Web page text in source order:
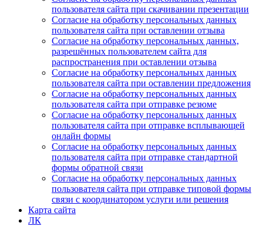
пользователя сайта при скачивании презентации
Согласие на обработку персональных данных
пользователя сайта при оставлении отзыва
Согласие на обработку персональных данных,
разрешённых пользователем сайта для
распространения при оставлении отзыва
Согласие на обработку персональных данных
пользователя сайта при оставлении предложения
Согласие на обработку персональных данных
пользователя сайта при отправке резюме
Согласие на обработку персональных данных
пользователя сайта при отправке всплывающей
онлайн формы
Согласие на обработку персональных данных
пользователя сайта при отправке стандартной
формы обратной связи
Согласие на обработку персональных данных
пользователя сайта при отправке типовой формы
связи с координатором услуги или решения
Карта сайта
ЛК